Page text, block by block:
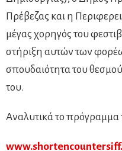
Πρέβεζας και η
μέγας χορηγός του
στήριξη αυτών των
σπουδαιότητα του
του.
Αναλυτικά το πρόγραμμα